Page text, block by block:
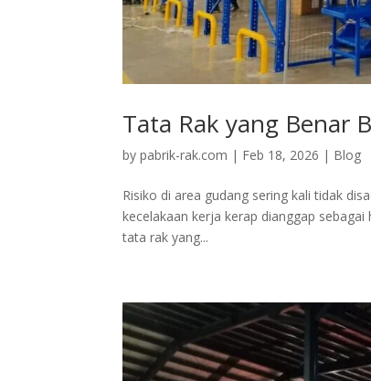
Tata Rak yang Benar
bypabrik-rak.com | Feb 18, 2026 | Blog
Risiko di area gudang sering kali tidak
kecelakaan kerja kerap dianggap
tata rak yang...